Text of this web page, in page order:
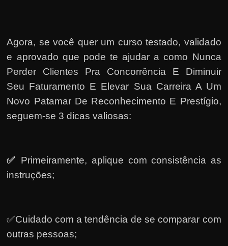
Agora, se você quer um curso testado, validado
e aprovado que pode te ajudar a como Nunca
Perder Clientes Pra Concorrência E Diminuir
Seu Faturamento E Elevar Sua Carreira A Um
Novo Patamar De Reconhecimento E Prestígio,
seguem-se 3 dicas valiosas:
✅ Primeiramente, aplique com consistência as
instruções;
✅Cuidado com a tendência de se comparar com
outras pessoas;